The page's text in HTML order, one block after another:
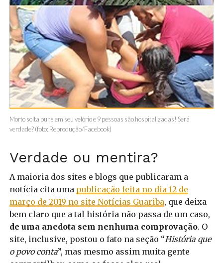
Morto solta puns em seu velório e 9 pessoas são hospitalizadas! Será
verdade? (foto: Reprodução/Facebook)
Verdade ou mentira?
A maioria dos sites e blogs que publicaram a
notícia cita uma publicação feita no dia 12 de
março de 2019 no site Notícias Guariba, que deixa
bem claro que a tal história não passa de um caso,
de uma anedota sem nenhuma comprovação. O
site, inclusive, postou o fato na seção “História que
o povo conta”, mas mesmo assim muita gente